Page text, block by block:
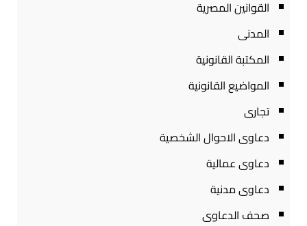
القوانين المصرية
المدنى
المكتبة القانونية
المواضيع القانونية
تجارى
دعاوى الاحوال الشخصية
دعاوى عمالية
دعاوى مدنية
صحف الدعاوى